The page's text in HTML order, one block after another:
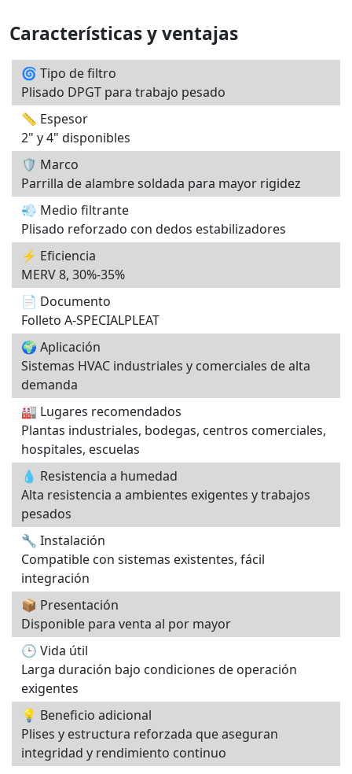
Características y ventajas
🌀 Tipo de filtro
Plisado DPGT para trabajo pesado
📏 Espesor
2" y 4" disponibles
🛡️ Marco
Parrilla de alambre soldada para mayor rigidez
💨 Medio filtrante
Plisado reforzado con dedos estabilizadores
⚡ Eficiencia
MERV 8, 30%-35%
📄 Documento
Folleto A-SPECIALPLEAT
🌍 Aplicación
Sistemas HVAC industriales y comerciales de alta
demanda
🏭 Lugares recomendados
Plantas industriales, bodegas, centros comerciales,
hospitales, escuelas
💧 Resistencia a humedad
Alta resistencia a ambientes exigentes y trabajos
pesados
🔧 Instalación
Compatible con sistemas existentes, fácil
integración
📦 Presentación
Disponible para venta al por mayor
🕒 Vida útil
Larga duración bajo condiciones de operación
exigentes
💡 Beneficio adicional
Plises y estructura reforzada que aseguran
integridad y rendimiento continuo